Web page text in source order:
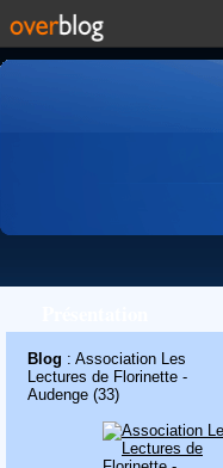
Blog : Association Les
Lectures de Florinette -
Audenge (33)